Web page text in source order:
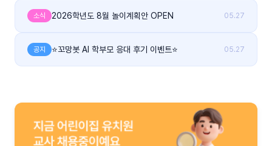
소식 2026학년도 8월 놀이계획안 OPEN 05.27
공지 ⭐꼬망봇 AI 학부모 응대 후기 이벤트⭐ 05.27